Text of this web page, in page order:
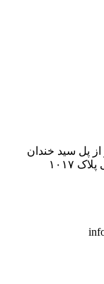
پل سید خندان
۱۰۱۷